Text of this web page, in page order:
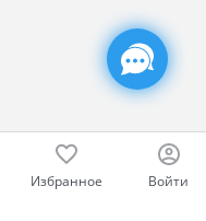
Избранное Войти